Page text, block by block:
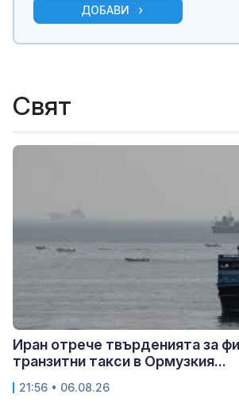
ДОБАВИ
Свят
Иран отрече твърденията за
транзитни такси в Ормузкия...
21:56 • 06.08.26